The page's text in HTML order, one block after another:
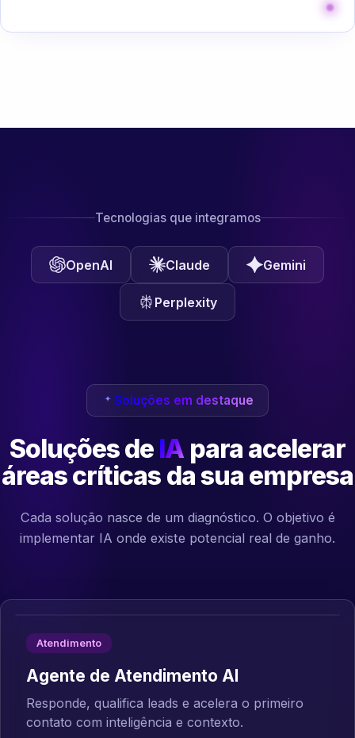
Tecnologias que integramos
OpenAI Claude Gemini
Perplexity
Soluções em destaque
Soluções de IA para acelerar
áreas críticas da sua empresa
Cada solução nasce de um diagnóstico. O objetivo é
implementar IA onde existe potencial real de ganho.
Atendimento
Agente de Atendimento AI
Responde, qualifica leads e acelera o primeiro
contato com inteligência e contexto.